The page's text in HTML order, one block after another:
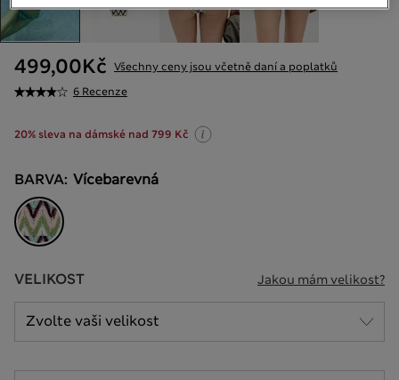
6 Recenze
499,00Kč Všechny ceny jsou včetně daní a poplatků
20% sleva na dámské nad 799 Kč
BARVA: Vícebarevná
VELIKOST Jakou mám velikost?